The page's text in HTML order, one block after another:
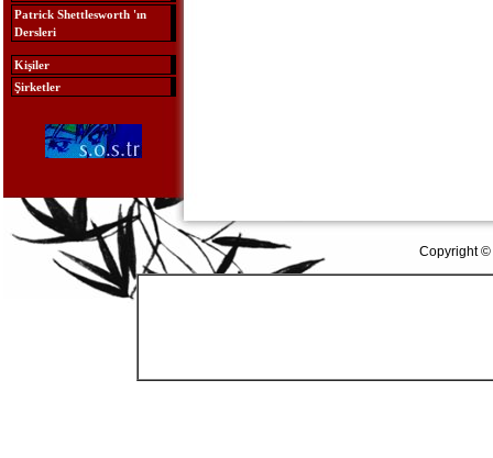
Patrick Shettlesworth 'ın
Dersleri
Kişiler
Şirketler
Copyright ©